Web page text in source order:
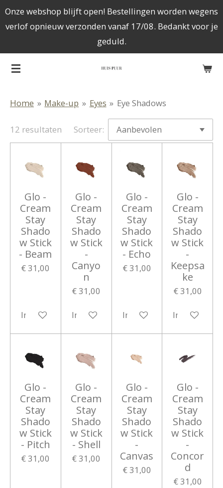
Ga
direct
de
hoofdinhoud
Onze webshop blijft open! Bestellingen worden wegens
verlof opnieuw verzonden vanaf 17/08. Bedankt voor je
geduld.
Home » Make-up » Eyes » Eye Shadows
12 resultaten Sorteer:
Glo -
Cream
Stay
Shado
w Stick
- Beam
€ 31,00
In winkelwagen
Glo -
Cream
Stay
Shado
w Stick
-
Canyo
n
€ 31,00
In winkelwagen
Glo -
Cream
Stay
Shado
w Stick
- Echo
€ 31,00
In winkelwagen
Glo -
Cream
Stay
Shado
w Stick
-
Keepsa
ke
€ 31,00
In
Glo -
Cream
Stay
Shado
w Stick
- Pitch
€ 31,00
Glo -
Cream
Stay
Shado
w Stick
- Shell
€ 31,00
Glo -
Cream
Stay
Shado
w Stick
-
Canvas
€ 31,00
Glo -
Cream
Stay
Shado
w Stick
-
Concor
d
€ 31,00